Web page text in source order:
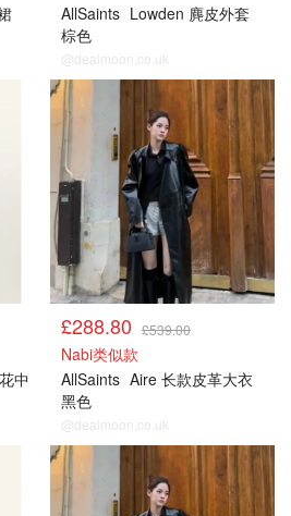
AllSaints Lowden 麂皮外套
棕色
@dealmoon.co.uk
中
£288.80 £539.00
Nabi类似款
AllSaints Aire 长款皮革大衣
黑色
@dealmoon.co.uk